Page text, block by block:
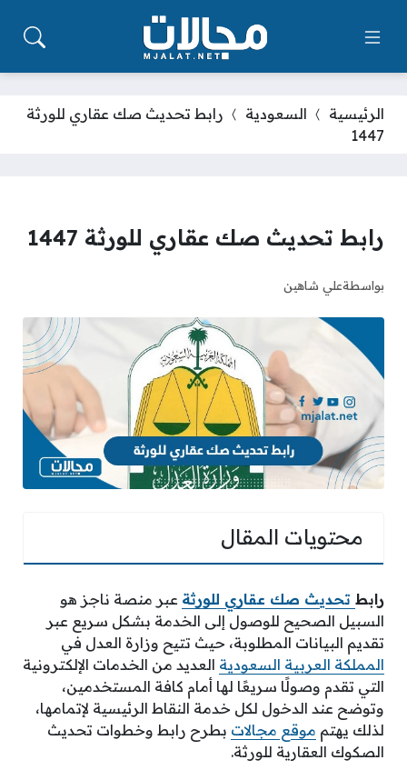
الرئيسية السعودية
رابط تحديث صك عقاري للورثة
1447
رابط تحديث صك عقاري للورثة 1447
بواسطةعلي شاهين
محتويات المقال
رابط تحديث صك عقاري للورثة عبر منصة ناجز هو
السبيل الصحيح للوصول إلى الخدمة بشكل سريع عبر
تقديم البيانات المطلوبة، حيث تتيح وزارة العدل في
المملكة العربية السعودية العديد من الخدمات الإلكترونية
التي تقدم وصولًا سريعًا لها أمام كافة المستخدمين،
وتوضح عند الدخول لكل خدمة النقاط الرئيسية لإتمامها،
لذلك يهتم موقع مجالات بطرح رابط وخطوات تحديث
الصكوك العقارية للورثة.